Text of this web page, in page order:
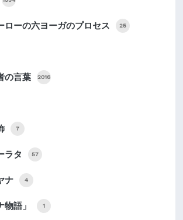
ローの六ヨーガのプロセス 25
の言葉 2016
7
ラタ 57
ナ 4
語」 1